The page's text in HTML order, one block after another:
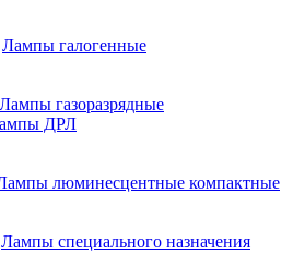
Лампы галогенные
Лампы газоразрядные
ДРЛ
люминесцентные компактные
Лампы специального назначения